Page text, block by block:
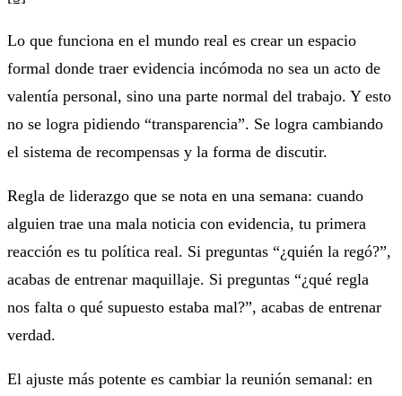
Lo que funciona en el mundo real es crear un espacio
formal donde traer evidencia incómoda no sea un acto de
valentía personal, sino una parte normal del trabajo. Y esto
no se logra pidiendo “transparencia”. Se logra cambiando
el sistema de recompensas y la forma de discutir.
Regla de liderazgo que se nota en una semana: cuando
alguien trae una mala noticia con evidencia, tu primera
reacción es tu política real. Si preguntas “¿quién la regó?”,
acabas de entrenar maquillaje. Si preguntas “¿qué regla
nos falta o qué supuesto estaba mal?”, acabas de entrenar
verdad.
El ajuste más potente es cambiar la reunión semanal: en